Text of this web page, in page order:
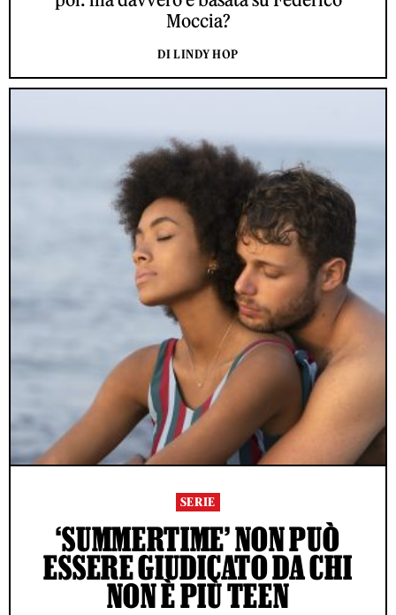
Moccia?
DI LINDY HOP
SERIE
‘SUMMERTIME’ NON PUÒ
ESSERE GIUDICATO DA CHI
NON È PIÙ TEEN